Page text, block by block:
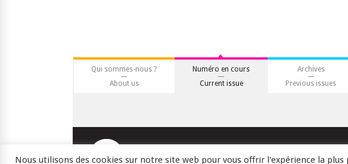
Qui sommes-nous ?
About us
Numéro en cours
Current issue
Archives
Previous issues
Crédits RSS Plan du site
Nous utilisons des cookies sur notre site web pour vous offrir l'expérience la